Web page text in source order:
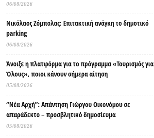
06/08/2026
Νικόλαος Ζόμπολας: Επιτακτική ανάγκη το δημοτικό
parking
06/08/2026
Άνοιξε η πλατφόρμα για το πρόγραμμα «Τουρισμός για
Όλους», ποιοι κάνουν σήμερα αίτηση
05/08/2026
“Νέα Αρχή”: Απάντηση Γιώργου Οικονόμου σε
απαράδεκτο – προσβλητικό δημοσίευμα
05/08/2026